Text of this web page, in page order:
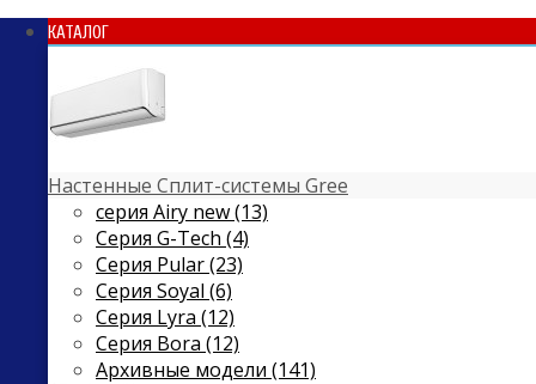
КАТАЛОГ
Настенные Сплит-системы Gree
серия Airy new (13)
Серия G-Tech (4)
Серия Pular (23)
Cерия Soyal (6)
Серия Lyra (12)
Серия Bora (12)
Архивные модели (141)